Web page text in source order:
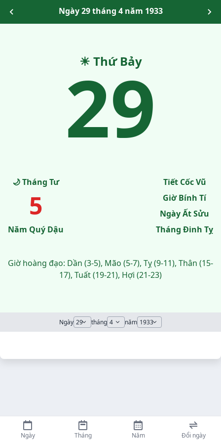
Ngày 29 tháng 4 năm 1933
☀ Thứ Bảy
29
🌙 Tháng Tư
5
Năm Quý Dậu
Tiết Cốc Vũ
Giờ Bính Tí
Ngày Ất Sửu
Tháng Đinh Tỵ
Giờ hoàng đạo: Dần (3-5), Mão (5-7), Tỵ (9-11), Thân (15-
17), Tuất (19-21), Hợi (21-23)
Ngày tháng năm
Ngày Tháng Năm Đổi ngày